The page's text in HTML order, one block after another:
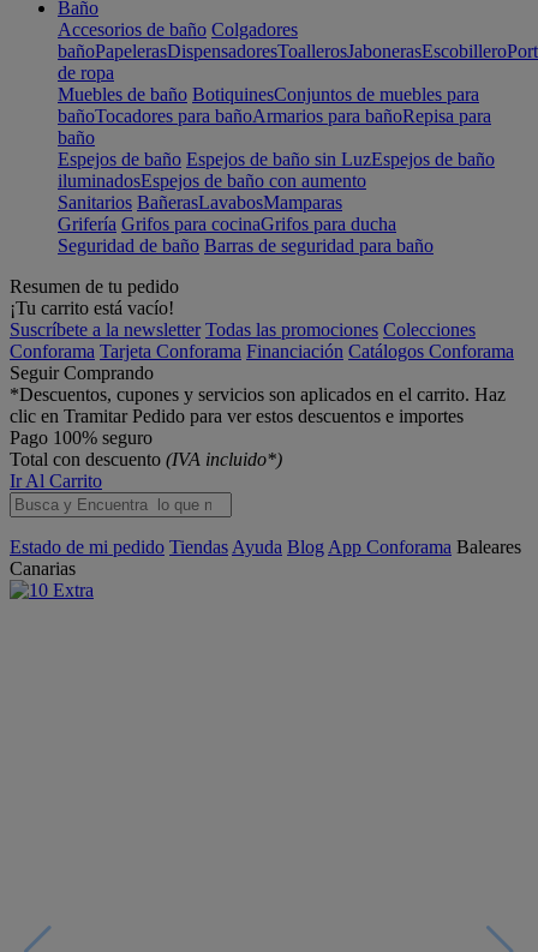
Baño
Accesorios de baño Colgadores
bañoPapelerasDispensadoresToallerosJabonerasEscobillero
de ropa
Muebles de baño BotiquinesConjuntos de muebles para
bañoTocadores para bañoArmarios para bañoRepisa para
baño
Espejos de baño Espejos de baño sin LuzEspejos de baño
iluminadosEspejos de baño con aumento
Sanitarios BañerasLavabosMamparas
Grifería Grifos para cocinaGrifos para ducha
Seguridad de baño Barras de seguridad para baño
Resumen de tu pedido
¡Tu carrito está vacío!
Suscríbete a la newsletter Todas las promociones Colecciones
Conforama Tarjeta Conforama Financiación Catálogos Conforama
Seguir Comprando
*Descuentos, cupones y servicios son aplicados en el carrito. Haz
clic en Tramitar Pedido para ver estos descuentos e importes
Pago 100% seguro
Total con descuento (IVA incluido*)
Ir Al Carrito
Estado de mi pedido Tiendas Ayuda Blog App Conforama Baleares
Canarias